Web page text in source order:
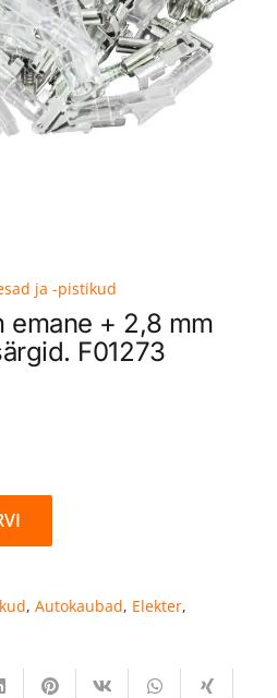
ja -pistikud
emane + 2,8 mm
F01273
€.
, Autokaubad, Elekter,